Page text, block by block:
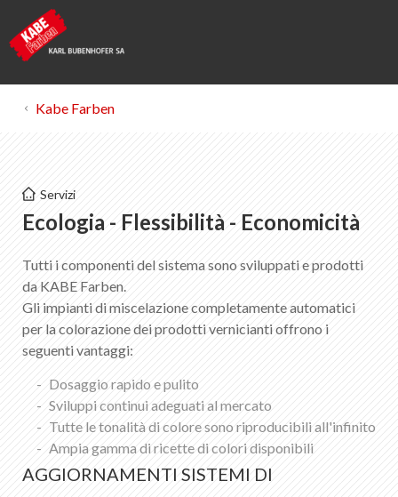
Sistemi di miscelazione EUROmix + KABEmix
EUROmix
KABEmixEUROmix
Lista dei preferiti
Informazioni su KABE Farben
Download
Punti vendita
Kabe Farben
Servizi
Ecologia - Flessibilità - Economicità
Tutti i componenti del sistema sono sviluppati e prodotti
da KABE Farben.
Gli impianti di miscelazione completamente automatici
per la colorazione dei prodotti vernicianti offrono i
seguenti vantaggi:
Dosaggio rapido e pulito
Sviluppi continui adeguati al mercato
Tutte le tonalità di colore sono riproducibili all'infinito
Ampia gamma di ricette di colori disponibili
AGGIORNAMENTI SISTEMI DI